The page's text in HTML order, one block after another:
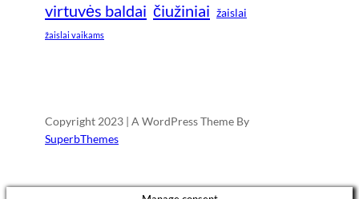
virtuvės baldai čiužiniai žaislai
žaislai vaikams
Copyright 2023 | A WordPress Theme By
SuperbThemes